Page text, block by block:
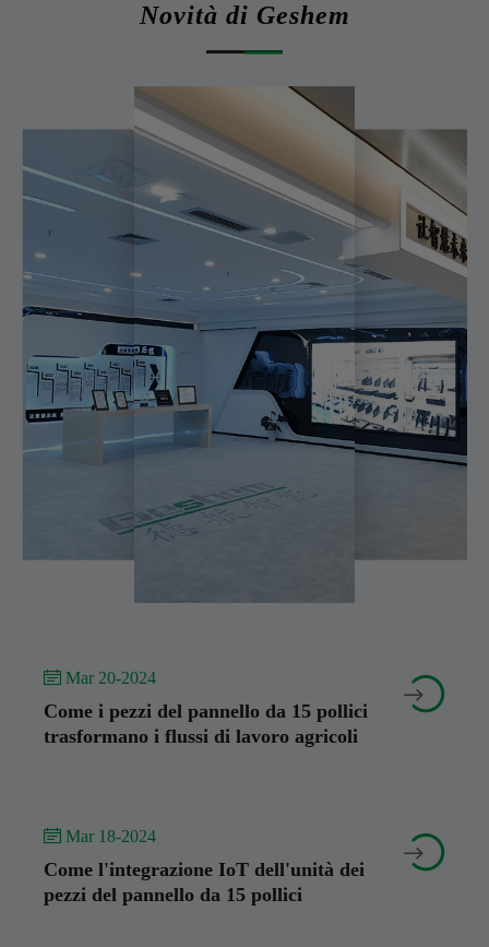
Novità di Geshem
 Mar 20-2024
Come i pezzi del pannello da 15 pollici
trasformano i flussi di lavoro agricoli


 Mar 18-2024
Come l'integrazione IoT dell'unità dei
pezzi del pannello da 15 pollici

